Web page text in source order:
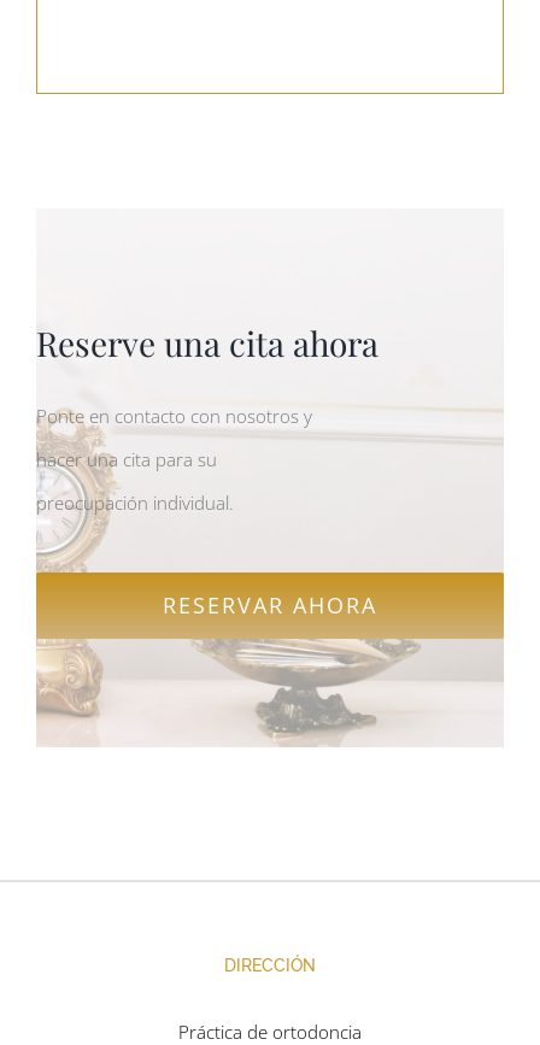
Reserve una cita ahora
Ponte en contacto con nosotros y
hacer una cita para su
preocupación individual.
RESERVAR AHORA
DIRECCIÓN
Práctica de ortodoncia